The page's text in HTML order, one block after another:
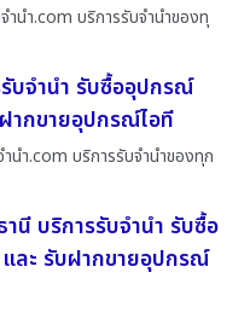
นํา.com บริการรับจำนำของทุ
บจำนำ รับซื้ออุปกรณ์
ากขายอุปกรณ์ไอที
นํา.com บริการรับจำนำของทุก
นี บริการรับจำนำ รับซื้อ
ละ รับฝากขายอุปกรณ์